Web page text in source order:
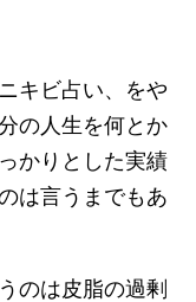
キビ占い、をや
の人生を何とか
かりとした実績
は言うまでもあ
のは皮脂の過剰